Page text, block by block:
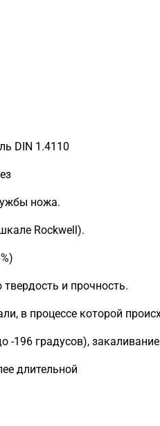
DIN 1.4110
ножа.
Rockwell).
и прочность.
в процессе которой
-196 градусов),
длительной